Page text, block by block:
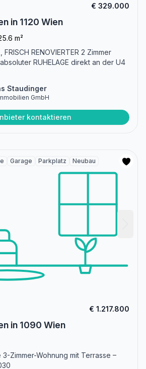
€ 329.000
in 1120 Wien
m²
FRISCH RENOVIERTER 2 Zimmer
RUHELAGE direkt an der U4
Staudinger
GmbH
kontaktieren
Garage Parkplatz Neubau
€ 1.217.800
in 1090 Wien
3-Zimmer-Wohnung mit Terrasse –